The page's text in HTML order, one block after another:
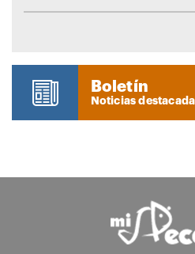
Boletín
Noticias